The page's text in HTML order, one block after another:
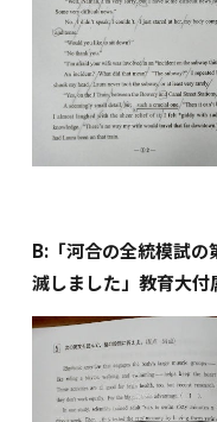
B:「河合の全統模試
滅しました」教育大付